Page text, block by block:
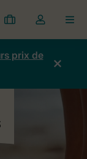
Mes
réservations
Toggle
the
my
account
prix de